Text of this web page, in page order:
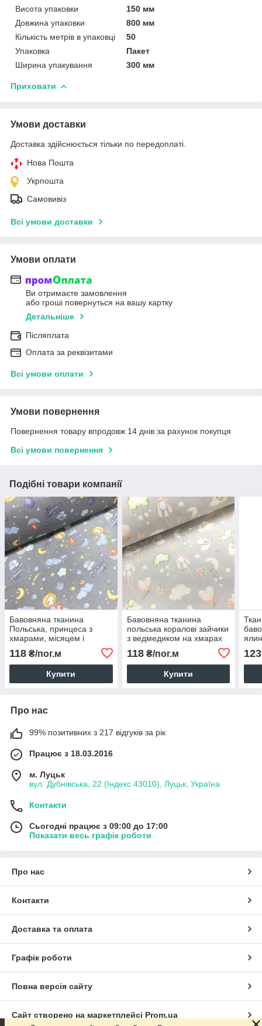
Висота упаковки
150 мм
Довжина упаковки
800 мм
Кількість метрів в упаковці
50
Упаковка
Пакет
Ширина упакування
300 мм
Приховати
Умови доставки
Доставка здійснюється тільки по передоплаті.
Нова Пошта
Укрпошта
Самовивіз
Всі умови доставки
Умови оплати
Ви отримаєте замовлення
або гроші повернуться на вашу картку
Детальніше
Післяплата
Оплата за реквізитами
Всі умови оплати
Умови повернення
Повернення товару впродовж 14 днів за рахунок покупця
Всі умови повернення
Подібні товари компанії
Бавовняна тканина
Польська, принцеса з
хмарами, місяцем і
місяцем на сірому (0384)
118 ₴/пог.м
Купити
Бавовняна тканина
польська коралові зайчики
з ведмедиком на хмарах
118₴/пог.м
Купити
123
Про нас
99% позитивних з 217 відгуків за рік
Працює з 18.03.2016
м. Луцьк
вул. Дубнівська, 22 (Індекс 43010), Луцьк, Україна
Контакти
Сьогодні працює з 09:00 до 17:00
Показати весь графік роботи
Про нас
Контакти
Доставка та оплата
Графік роботи
Повна версія сайту
Сайт створено на маркетплейсі Prom.ua